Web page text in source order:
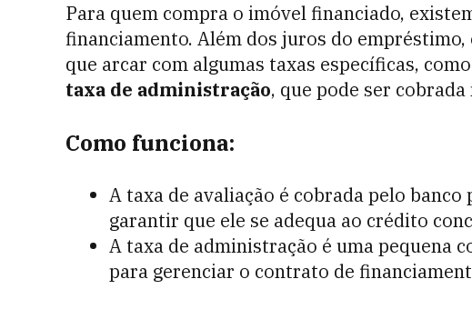
Para quem compra o imóvel financiado,
financiamento. Além dos juros do
que arcar com algumas taxas específicas,
taxa de administração, que pode ser
Como funciona:
A taxa de avaliação é cobrada pelo
garantir que ele se adequa ao crédito
A taxa de administração é uma pequena
para gerenciar o contrato de